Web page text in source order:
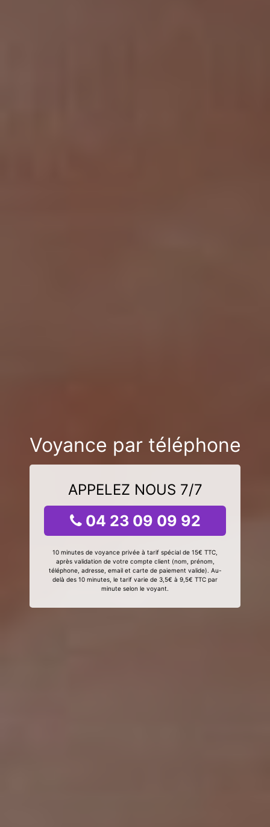
Voyance par téléphone
APPELEZ NOUS 7/7
04 23 09 09 92
10 minutes de voyance privée à tarif spécial de 15€ TTC,
après validation de votre compte client (nom, prénom,
téléphone, adresse, email et carte de paiement valide). Au-
delà des 10 minutes, le tarif varie de 3,5€ à 9,5€ TTC par
minute selon le voyant.